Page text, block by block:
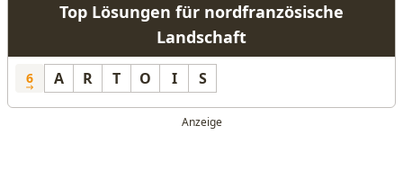
Top Lösungen für nordfranzösische
Landschaft
6 A R T O I S